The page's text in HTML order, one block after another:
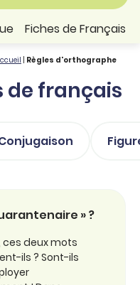
Fiches de Français
Règles d'orthographe
de français
» ?
ces deux mots
ils ? Sont-ils